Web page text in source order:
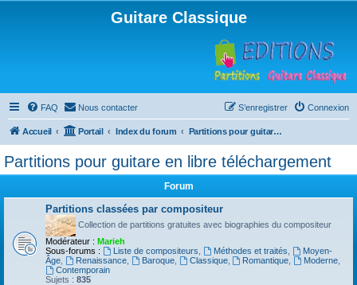
Guitare Classique
FAQ Nous contacter Connexion
S’enregistrer
Accueil Portail Index du forum Partitions pour guitare en libre téléchargement
Partitions pour guitare en libre téléchargement
Forum
Partitions classées par compositeur
Collection de partitions gratuites avec biographies du compositeur
Modérateur : Marieh
Sous-forums :
Liste de compositeurs Méthodes et traités
Moyen-
Âge
Renaissance, Baroque, Classique, Romantique Moderne
Contemporain
Sujets : 835